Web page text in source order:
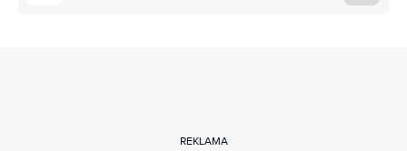
REKLAMA